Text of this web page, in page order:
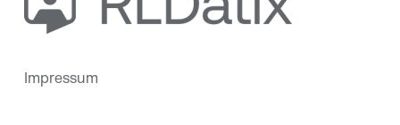
Impressum